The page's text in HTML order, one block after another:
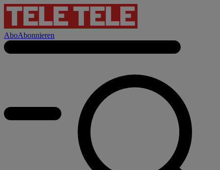
AboAbonnieren